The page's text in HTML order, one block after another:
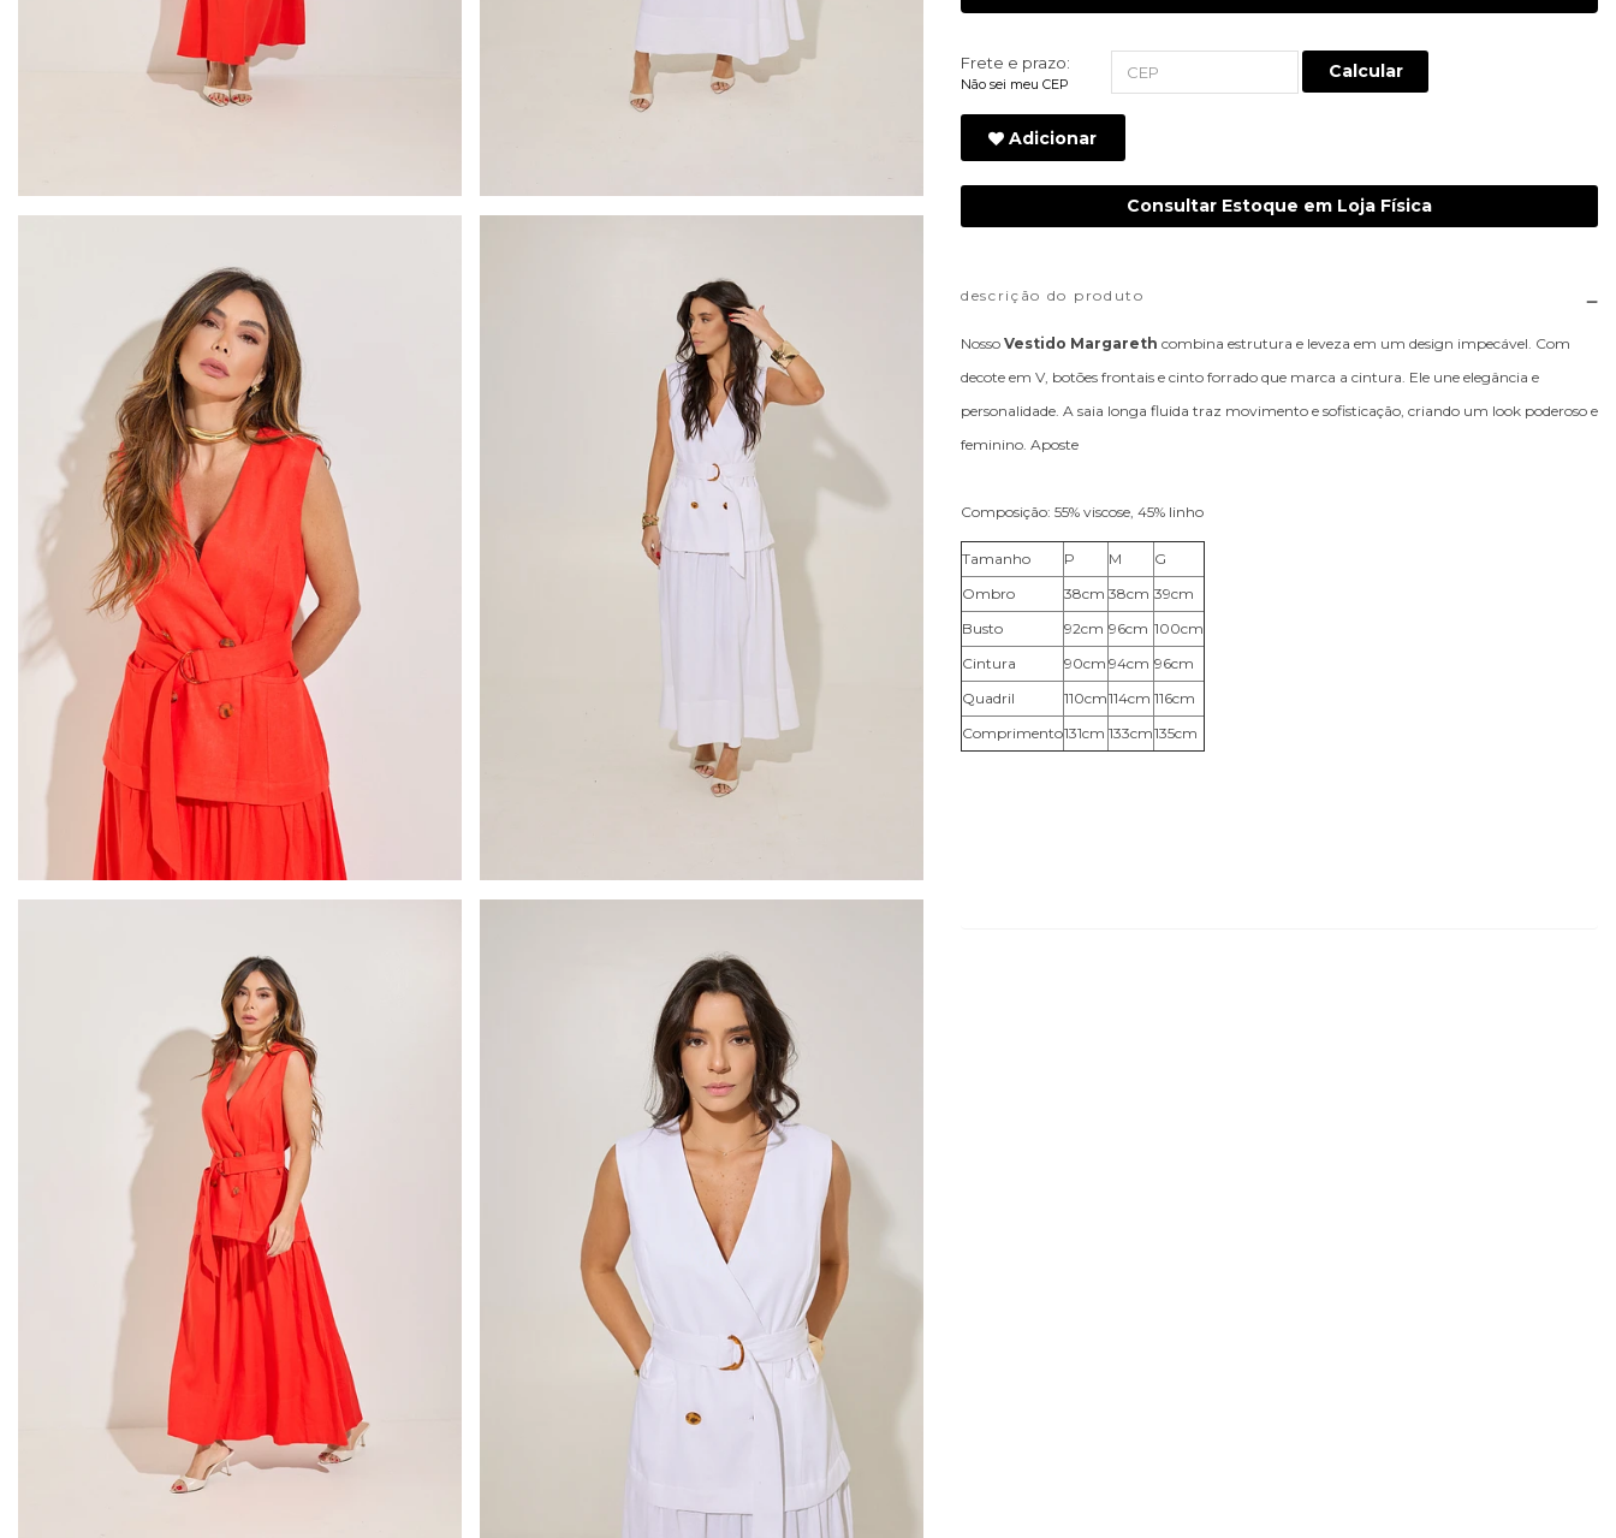
Frete e prazo:
Não sei meu CEP
Calcular
Adicionar
Consultar Estoque em Loja Física
descrição do produto
Nosso Vestido Margareth combina estrutura e leveza em um design impecável. Com
decote em V, botões frontais e cinto forrado que marca a cintura. Ele une elegância e
personalidade. A saia longa fluida traz movimento e sofisticação, criando um look poderoso e
feminino. Aposte
Composição: 55% viscose, 45% linho
Tamanho P M
G
Ombro
38cm 38cm 39cm
Busto
92cm 96cm 100cm
Cintura
90cm 94cm 96cm
Quadril
110cm114cm 116cm
Comprimento131cm 133cm135cm